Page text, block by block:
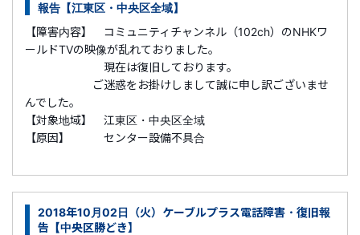
報告【江東区・中央区全域】
【障害内容】 コミュニティチャンネル（102ch）のNHKワ
ールドTVの映像が乱れておりました。
現在は復旧しております。
ご迷惑をお掛けしまして誠に申し訳ございませ
んでした。
【対象地域】 江東区・中央区全域
【原因】 センター設備不具合
2018年10月02日（火）ケーブルプラス電話障害・復旧報
告【中央区勝どき】